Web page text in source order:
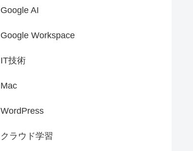
Google AI
Google Workspace
IT技術
Mac
WordPress
クラウド学習